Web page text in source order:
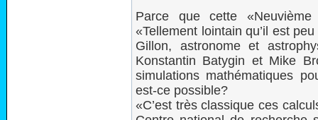
Parce que cette
«Tellement lointain qu’il est
Gillon, astronome et
Konstantin Batygin et Mike
simulations mathématiques
est-ce possible?
«C’est très classique ces